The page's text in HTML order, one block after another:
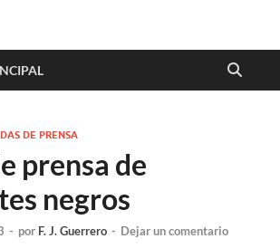
DE PRENSA
prensa de
negros
- por F. J. Guerrero - Dejar un comentario